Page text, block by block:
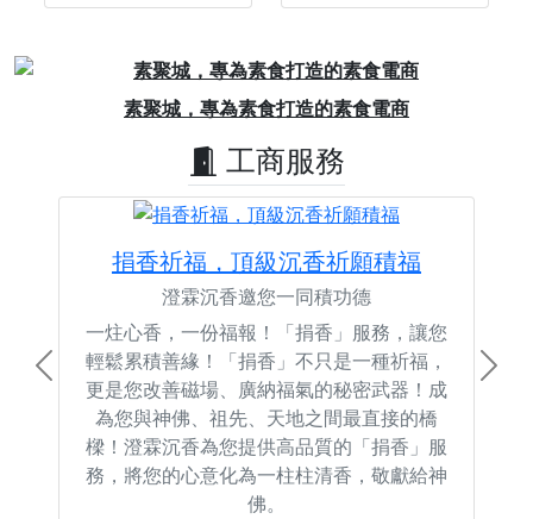
素聚城，專為素食打造的素食電商
Previous
工商服務
捐香祈福，頂級沉香祈願積福
澄霖沉香邀您一同積功德
一炷心香，一份福報！「捐香」服務，讓您
輕鬆累積善緣！「捐香」不只是一種祈福，
更是您改善磁場、廣納福氣的秘密武器！成
為您與神佛、祖先、天地之間最直接的橋
樑！澄霖沉香為您提供高品質的「捐香」服
務，將您的心意化為一柱柱清香，敬獻給神
佛。
Previous Next